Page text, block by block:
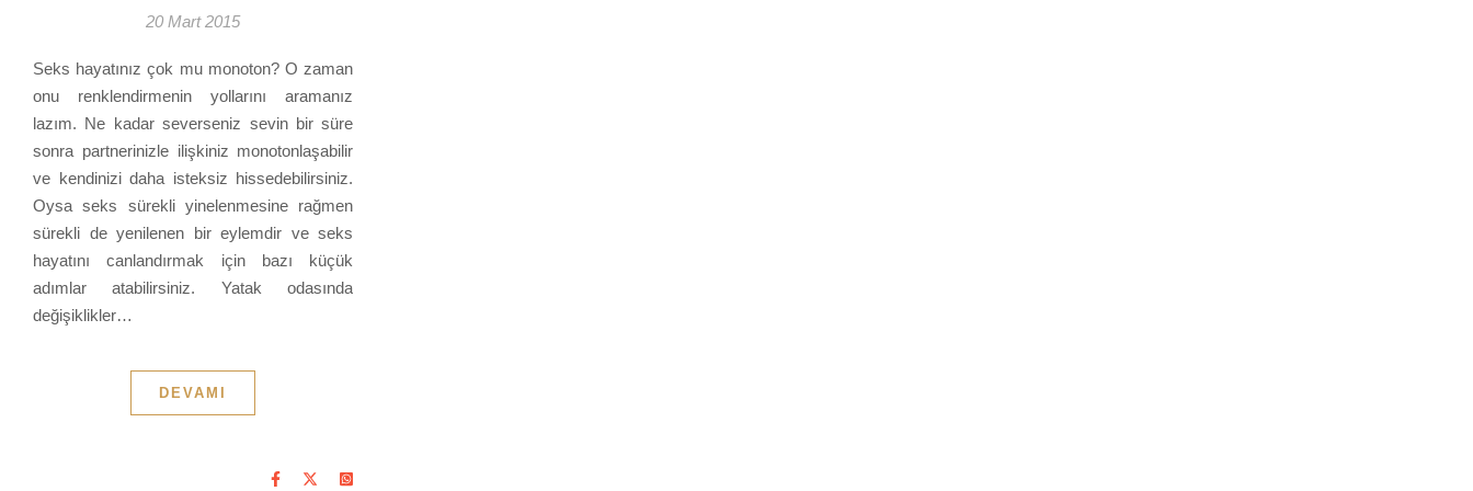
20 Mart 2015
Seks hayatınız çok mu monoton? O zaman
onu renklendirmenin yollarını aramanız
lazım. Ne kadar severseniz sevin bir süre
sonra partnerinizle ilişkiniz monotonlaşabilir
ve kendinizi daha isteksiz hissedebilirsiniz.
Oysa seks sürekli yinelenmesine rağmen
sürekli de yenilenen bir eylemdir ve seks
hayatını canlandırmak için bazı küçük
adımlar atabilirsiniz. Yatak odasında
değişiklikler…
DEVAMI